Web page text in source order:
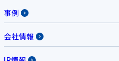
事例
会社情報